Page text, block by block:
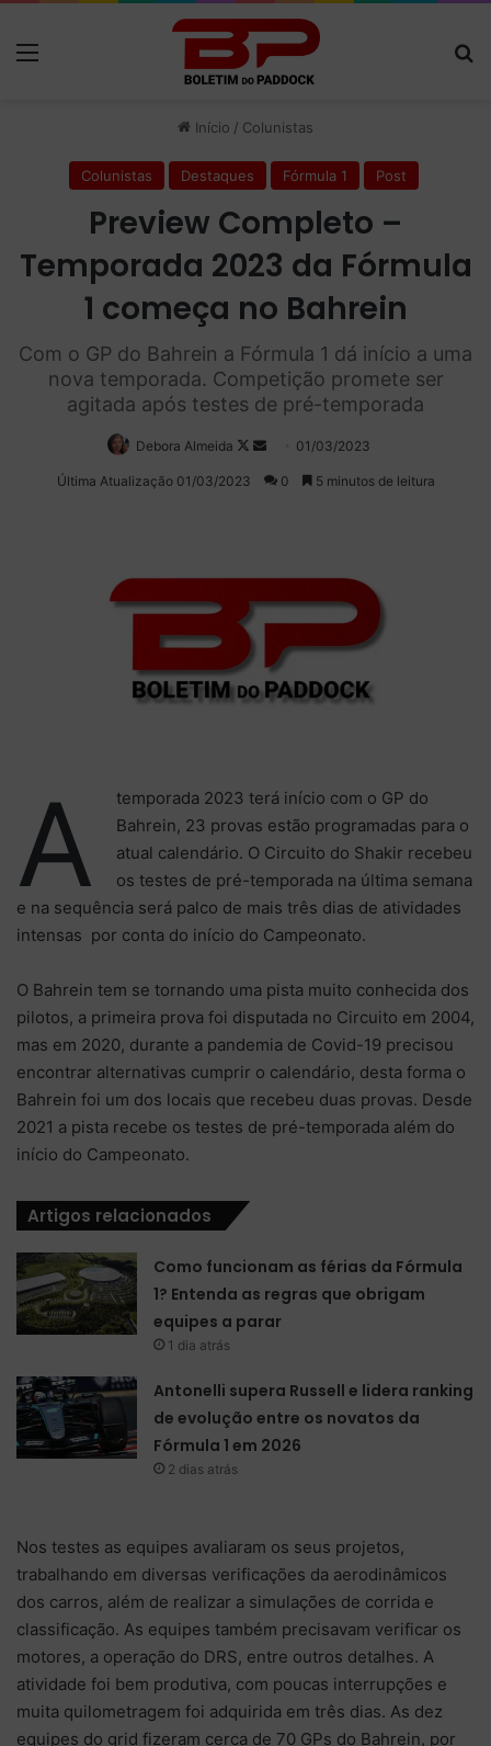
Início / Colunistas
Colunistas Destaques Fórmula 1 Post
Preview Completo –
Temporada 2023 da Fórmula
1 começa no Bahrein
Com o GP do Bahrein a Fórmula 1 dá início a uma
nova temporada. Competição promete ser
agitada após testes de pré-temporada
Debora Almeida
Follow
on
Mande
um
01/03/2023
Última Atualização 01/03/2023 0 5 minutos de leitura
A
temporada 2023 terá início com o GP do
Bahrein, 23 provas estão programadas para o
atual calendário. O Circuito do Shakir recebeu
os testes de pré-temporada na última semana
e na sequência será palco de mais três dias de atividades
intensas por conta do início do Campeonato.
O Bahrein tem se tornando uma pista muito conhecida dos
pilotos, a primeira prova foi disputada no Circuito em 2004,
mas em 2020, durante a pandemia de Covid-19 precisou
encontrar alternativas cumprir o calendário, desta forma o
Bahrein foi um dos locais que recebeu duas provas. Desde
2021 a pista recebe os testes de pré-temporada além do
início do Campeonato.
Artigos relacionados
Como funcionam as férias da Fórmula
1? Entenda as regras que obrigam
equipes a parar
1 dia atrás
Antonelli supera Russell e lidera ranking
de evolução entre os novatos da
Fórmula 1 em 2026
2 dias atrás
Nos testes as equipes avaliaram os seus projetos,
trabalhando em diversas verificações da aerodinâmicos
dos carros, além de realizar a simulações de corrida e
classificação. As equipes também precisavam verificar os
motores, a operação do DRS, entre outros detalhes. A
atividade foi bem produtiva, com poucas interrupções e
muita quilometragem foi adquirida em três dias. As dez
equipes do grid fizeram cerca de 70 GPs do Bahrein, por